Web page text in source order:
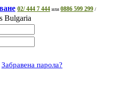
02/ 444 7 444 или 0886 599 299 /
Bulgaria
Забравена парола?